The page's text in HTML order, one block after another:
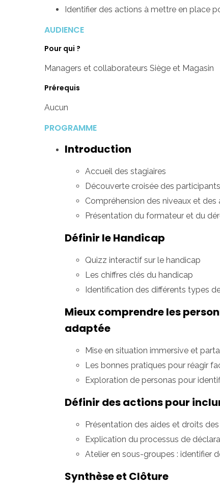
Identifier des actions à mettre en place
AUDIENCE
Pour qui ?
Managers et collaborateurs Siège et Magasin
Prérequis
Aucun
PROGRAMME
Introduction
Accueil des stagiaires
Découverte croisée des participants
Compréhension des niveaux et des
Présentation du formateur et du
Définir le Handicap
Quizz interactif sur le handicap
Les chiffres clés du handicap
Identification des différents types
Mieux comprendre les
adaptée
Mise en situation immersive et
Les bonnes pratiques pour réagir
Exploration de personas pour
Définir des actions pour
Présentation des aides et droits
Explication du processus de
Atelier en sous-groupes : identifier
Synthèse et Clôture